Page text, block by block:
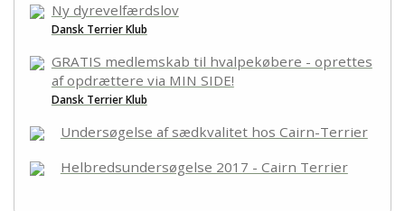
Ny dyrevelfærdslov
Dansk Terrier Klub
GRATIS medlemskab til hvalpekøbere - oprettes
af opdrættere via MIN SIDE!
Dansk Terrier Klub
Undersøgelse af sædkvalitet hos Cairn-Terrier
Helbredsundersøgelse 2017 - Cairn Terrier